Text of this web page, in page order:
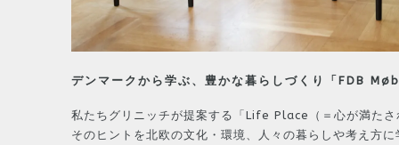
デンマークから学ぶ、豊かな暮らしづくり「FDB
私たちグリニッチが提案する「Life Place（＝心が満たさ
そのヒントを北欧の文化・環境、人々の暮らしや考え方